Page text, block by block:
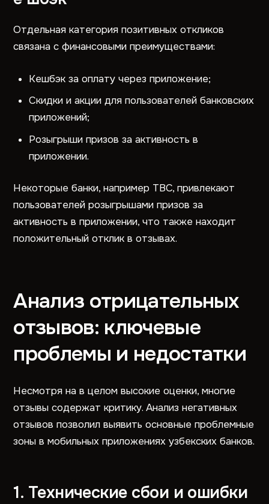
Отдельная категория позитивных откликов
связана с финансовыми преимуществами:
Кешбэк за оплату через приложение;
Скидки и акции для пользователей банковских
приложений;
Розыгрыши призов за активность в
приложении.
Некоторые банки, например TBC, привлекают
пользователей розыгрышами призов за
активность в приложении, что также находит
положительный отклик в отзывах.
Анализ отрицательных
отзывов: ключевые
проблемы и недостатки
Несмотря на в целом высокие оценки, многие
отзывы содержат критику. Анализ негативных
отзывов позволил выявить основные проблемные
зоны в мобильных приложениях узбекских банков.
1. Технические сбои и ошибки